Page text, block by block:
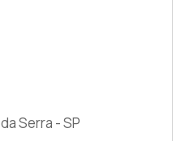
Serra - SP